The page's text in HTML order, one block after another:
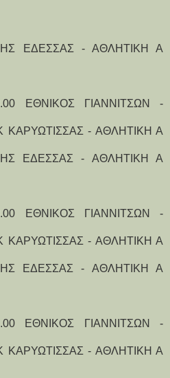
ΕΔΕΣΣΑΣ - ΑΘΛΗΤΙΚΗ Α
ΕΘΝΙΚΟΣ ΓΙΑΝΝΙΤΣΩΝ -
ΚΑΡΥΩΤΙΣΣΑΣ - ΑΘΛΗΤΙΚΗ Α
ΕΔΕΣΣΑΣ - ΑΘΛΗΤΙΚΗ Α
ΕΘΝΙΚΟΣ ΓΙΑΝΝΙΤΣΩΝ -
ΚΑΡΥΩΤΙΣΣΑΣ - ΑΘΛΗΤΙΚΗ Α
ΕΔΕΣΣΑΣ - ΑΘΛΗΤΙΚΗ Α
ΕΘΝΙΚΟΣ ΓΙΑΝΝΙΤΣΩΝ -
ΚΑΡΥΩΤΙΣΣΑΣ - ΑΘΛΗΤΙΚΗ Α